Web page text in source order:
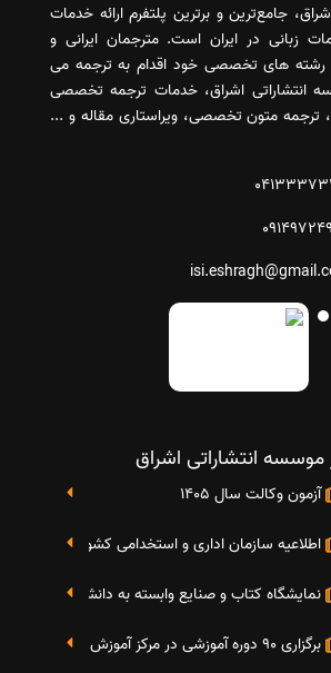
جامع‌ترین و برترین پلتفرم ارائه خدمات
زبانی در ایران است. مترجمان ایرانی و
رشته های تخصصی خود اقدام به ترجمه می
انتشاراتی اشراق، خدمات ترجمه تخصصی
ترجمه متون تخصصی، ویراستاری مقاله و ...
موسسه انتشاراتی اشراق
آزمون وکالت سال 1405
اطلاعیه سازمان اداری و استخدامی کشور در خصوص
نمایشگاه کتاب و صنایع وابسته به دانشگاه صنعتی شریف 4 الی 8 مهر
برگزاری 90 دوره آموزشی در مرکز آموزش فرهنگی دانشگاه علامه